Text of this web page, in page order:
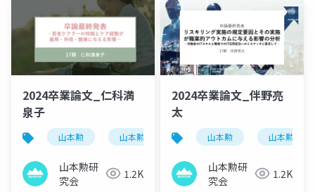
2024卒業論文_仁科満
泉子
山本勲 山本勲研究会 計量経済 stata
山本勲研
究会
1.2K
2024卒業論文_伴野亮
太
山本勲 山本勲研究
山本勲研
究会
1.2K